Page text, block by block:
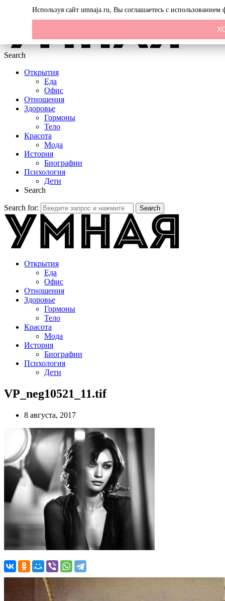
Search
Открытия
Еда
Офис
Отношения
Здоровье
Гормоны
Тело
Красота
Мода
История
Биографии
Психология
Дети
Search
Search for: Search
Открытия
Еда
Офис
Отношения
Здоровье
Гормоны
Тело
Красота
Мода
История
Биографии
Психология
Дети
VP_neg10521_11.tif
8 августа, 2017
Используя сайт umnaja.ru, Вы соглашаетесь с использованием